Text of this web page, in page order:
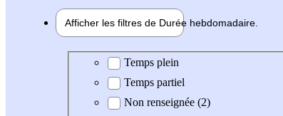
Afficher les filtres de Durée hebdomadaire
Durée hebdomadaire
Temps plein
Temps partiel
Non renseignée (2)